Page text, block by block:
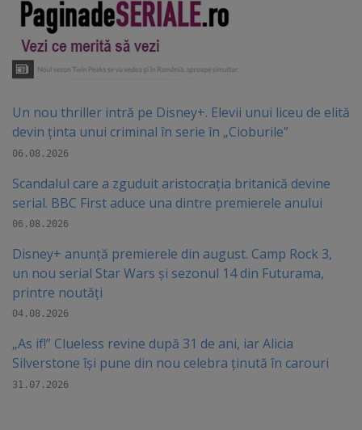
Un nou thriller intră pe Disney+. Elevii unui liceu de elită
devin ținta unui criminal în serie în „Cioburile”
06.08.2026
Scandalul care a zguduit aristocrația britanică devine
serial. BBC First aduce una dintre premierele anului
06.08.2026
Disney+ anunță premierele din august. Camp Rock 3,
un nou serial Star Wars și sezonul 14 din Futurama,
printre noutăți
04.08.2026
„As if!” Clueless revine după 31 de ani, iar Alicia
Silverstone își pune din nou celebra ținută în carouri
31.07.2026